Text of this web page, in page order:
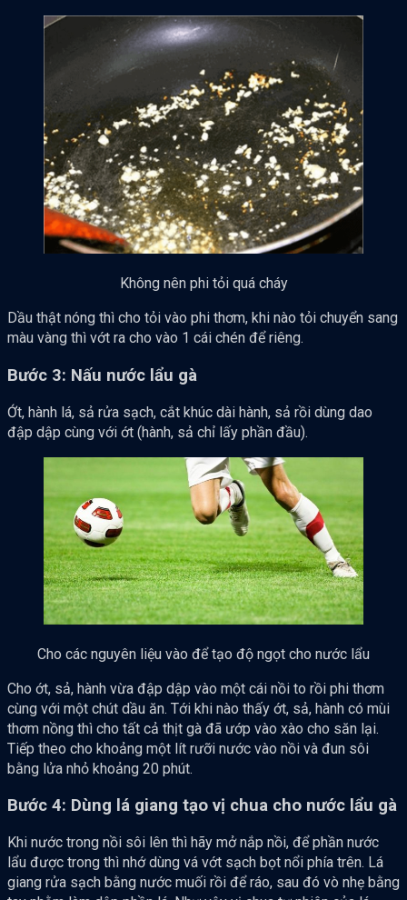
Không nên phi tỏi quá cháy
Dầu thật nóng thì cho tỏi vào phi thơm, khi nào tỏi chuyển sang
màu vàng thì vớt ra cho vào 1 cái chén để riêng.
Bước 3: Nấu nước lẩu gà
Ớt, hành lá, sả rửa sạch, cắt khúc dài hành, sả rồi dùng dao
đập dập cùng với ớt (hành, sả chỉ lấy phần đầu).
Cho các nguyên liệu vào để tạo độ ngọt cho nước lẩu
Cho ớt, sả, hành vừa đập dập vào một cái nồi to rồi phi thơm
cùng với một chút dầu ăn. Tới khi nào thấy ớt, sả, hành có mùi
thơm nồng thì cho tất cả thịt gà đã ướp vào xào cho săn lại.
Tiếp theo cho khoảng một lít rưỡi nước vào nồi và đun sôi
bằng lửa nhỏ khoảng 20 phút.
Bước 4: Dùng lá giang tạo vị chua cho nước lẩu gà
Khi nước trong nồi sôi lên thì hãy mở nắp nồi, để phần nước
lẩu được trong thì nhớ dùng vá vớt sạch bọt nổi phía trên. Lá
giang rửa sạch bằng nước muối rồi để ráo, sau đó vò nhẹ bằng